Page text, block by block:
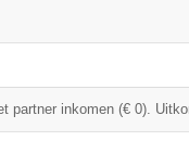
partner inkomen (€ 0).